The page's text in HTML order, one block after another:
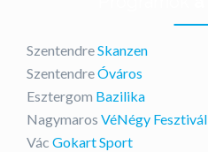
SzentendreSkanzen
SzentendreÓváros
Esztergom Bazilika
Nagymaros VéNégy Fesztivál
Vác Gokart Sport